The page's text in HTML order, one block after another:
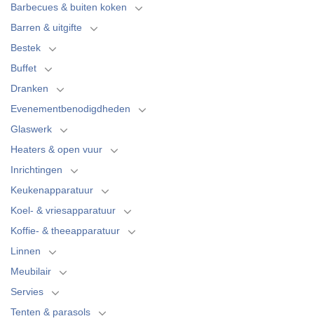
Barbecues & buiten koken
Barren & uitgifte
Bestek
Buffet
Dranken
Evenementbenodigdheden
Glaswerk
Heaters & open vuur
Inrichtingen
Keukenapparatuur
Koel- & vriesapparatuur
Koffie- & theeapparatuur
Linnen
Meubilair
Servies
Tenten & parasols